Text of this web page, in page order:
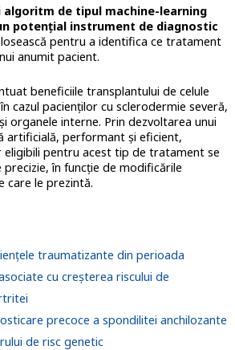
algoritm de tipul machine-learning
potențial instrument de diagnostic
pentru a identifica ce tratament
anumit pacient.
beneficiile transplantului de celule
cazul pacienților cu sclerodermie severă,
organele interne. Prin dezvoltarea unui
artificială, performant și eficient,
eligibili pentru acest tip de tratament se
în funcție de modificările
care le prezintă.
traumatizante din perioada
cu creșterea riscului de
precoce a spondilitei anchilozante
de risc genetic